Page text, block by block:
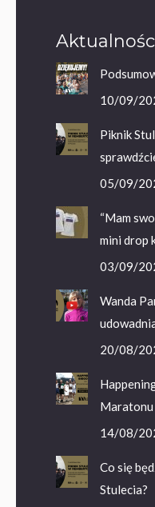
10/09/
Piknik
05/09/
“Mam
mini drop
03/09/
Wanda
20/08/
Maratonu
14/08/
Co się
Stulecia?